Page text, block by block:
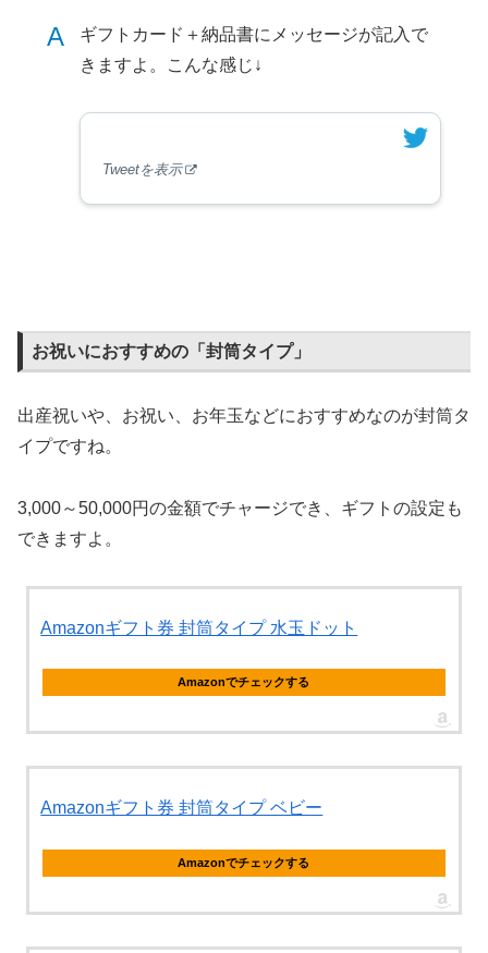
A
ギフトカード＋納品書にメッセージが記入で
きますよ。こんな感じ↓
Tweetを表示
お祝いにおすすめの「封筒タイプ」
出産祝いや、お祝い、お年玉などにおすすめなのが封筒タ
イプですね。
3,000～50,000円の金額でチャージでき、ギフトの設定も
できますよ。
Amazonギフト券 封筒タイプ 水玉ドット
Amazonでチェックする
Amazonギフト券 封筒タイプ ベビー
Amazonでチェックする